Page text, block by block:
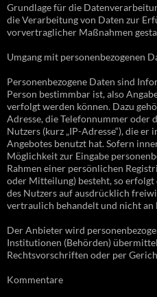
Grundlage für die
die Verarbeitung von Daten zur
vorvertraglicher Maßnahmen
Umgang mit personenbezogenen
Personenbezogene Daten sind
Person bestimmbar ist, also
verfolgt werden können. Dazu
Adresse, die Telefonnummer
Nutzers (kurz „IP-Adresse“), die er
Angebotes benutzt hat. Sofern
Möglichkeit zur Eingabe
Rahmen einer persönlichen
oder Mitteilung) besteht, so erfolgt
des Nutzers auf ausdrücklich
vertraulich behandelt und nicht an
Der Anbieter wird
Institutionen (Behörden)
Rechtsvorschriften oder per
Kommentare